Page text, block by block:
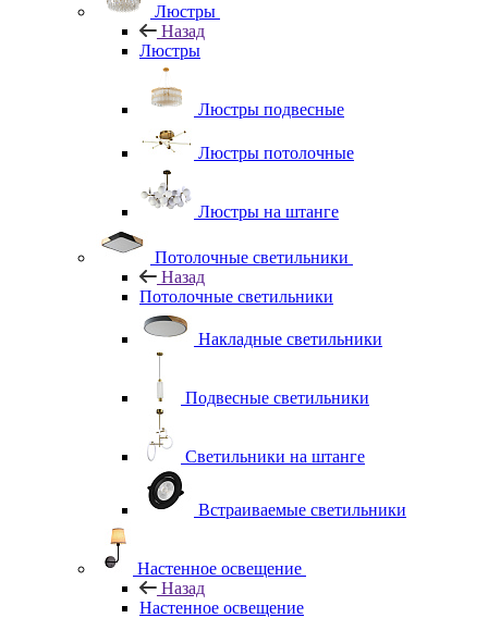
Люстры
Назад
Люстры
Люстры подвесные
Люстры потолочные
Люстры на штанге
Потолочные светильники
Назад
Потолочные светильники
Накладные светильники
Подвесные светильники
Светильники на штанге
Встраиваемые светильники
Настенное освещение
Назад
Настенное освещение